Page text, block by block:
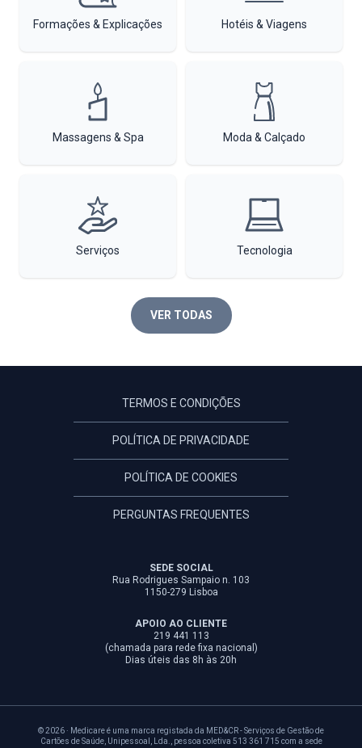
Formações & Explicações Hotéis & Viagens
Massagens & Spa Moda & Calçado
Serviços Tecnologia
VER TODAS
TERMOS E CONDIÇÕES
POLÍTICA DE PRIVACIDADE
POLÍTICA DE COOKIES
PERGUNTAS FREQUENTES
SEDE SOCIAL
Rua Rodrigues Sampaio n. 103
1150-279 Lisboa
APOIO AO CLIENTE
219 441 113
(chamada para rede fixa nacional)
Dias úteis das 8h às 20h
© 2026 · Medicare é uma marca registada da MED&CR - Serviços de Gestão de
Cartões de Saúde, Unipessoal, Lda., pessoa coletiva 513 361 715 com a sede